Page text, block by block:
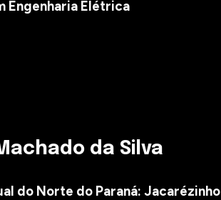
Engenharia Elétrica
da Silva
do Norte do Paraná: Jacarézinho